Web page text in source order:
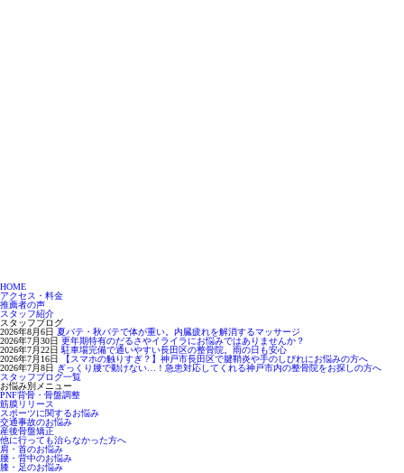
HOME
アクセス・料金
推薦者の声
スタッフ紹介
スタッフブログ
2026年8月6日 夏バテ・秋バテで体が重い。内臓疲れを解消するマッサージ
2026年7月30日 更年期特有のだるさやイライラにお悩みではありませんか？
2026年7月22日 駐車場完備で通いやすい長田区の整骨院。雨の日も安心
2026年7月16日
【スマホの触りすぎ？】神戸市長田区で腱鞘炎や手のしびれにお悩みの方へ
2026年7月8日
ぎっくり腰で動けない…！急患対応してくれる神戸市内の整骨院をお探しの方へ
スタッフブログ一覧
お悩み別メニュー
PNF背骨・骨盤調整
筋膜リリース
スポーツに関するお悩み
交通事故のお悩み
産後骨盤矯正
他に行っても治らなかった方へ
肩・首のお悩み
腰・背中のお悩み
膝・足のお悩み